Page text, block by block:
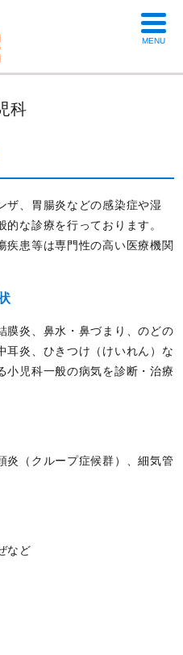
MENU
科
ザ、胃腸炎などの感染症や湿
な診療を行っております。
疾患等は専門性の高い医療機関
膜炎、鼻水・鼻づまり、のどの
耳炎、ひきつけ（けいれん）な
小児科一般の病気を診断・治療
炎（クループ症候群）、細気管
など